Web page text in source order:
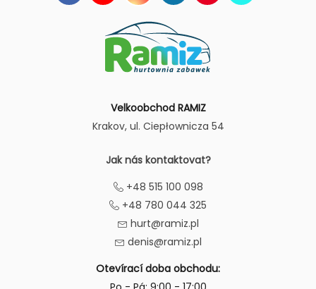
Velkoobchod RAMIZ
Krakov, ul. Ciepłownicza 54
Jak nás kontaktovat?
+48 515 100 098
+48 780 044 325
hurt@ramiz.pl
denis@ramiz.pl
Otevírací doba obchodu: